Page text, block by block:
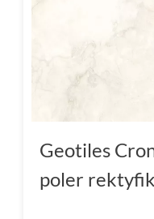
Geotiles
poler